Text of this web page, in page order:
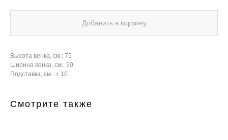
Добавить в корзину
Высота венка, см.: 75
Ширина венка, см.: 50
Подставка, см.: ± 10
Смотрите также